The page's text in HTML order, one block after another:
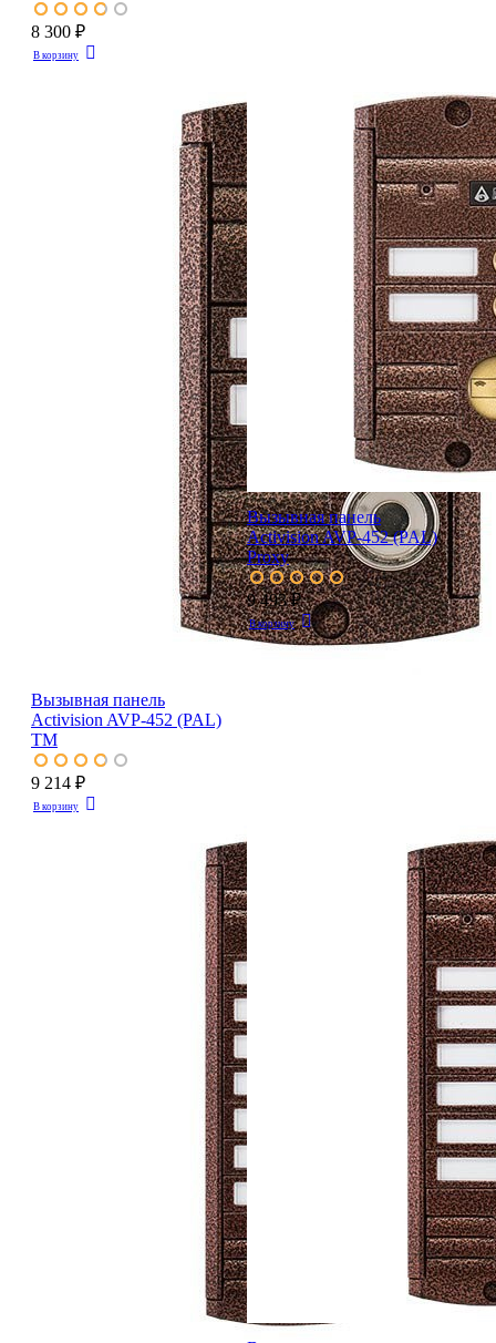
8 300 ₽
В корзину
Вызывная панель
Activision AVP-452 (PAL)
ТМ
9 214 ₽
В корзину
Вызывная панель
Activision AVP-452 (PAL)
Proxy
9 493 ₽
В корзину